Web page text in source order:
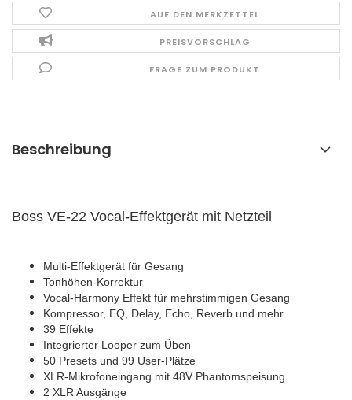
AUF DEN MERKZETTEL
PREISVORSCHLAG
FRAGE ZUM PRODUKT
Beschreibung
Boss VE-22 Vocal-Effektgerät mit Netzteil
Multi-Effektgerät für Gesang
Tonhöhen-Korrektur
Vocal-Harmony Effekt für mehrstimmigen Gesang
Kompressor, EQ, Delay, Echo, Reverb und mehr
39 Effekte
Integrierter Looper zum Üben
50 Presets und 99 User-Plätze
XLR-Mikrofoneingang mit 48V Phantomspeisung
2 XLR Ausgänge